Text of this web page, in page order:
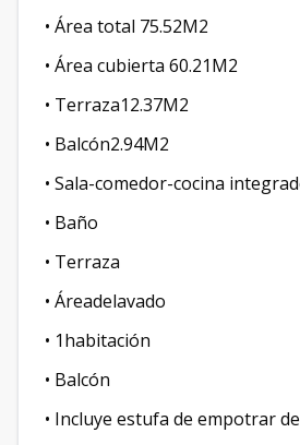
• Área total 75.52M2
• Área cubierta 60.21M2
• Terraza12.37M2
• Balcón2.94M2
• Sala-comedor-cocina
• Baño
• Terraza
• Áreadelavado
• 1habitación
• Balcón
• Incluye estufa de empotrar